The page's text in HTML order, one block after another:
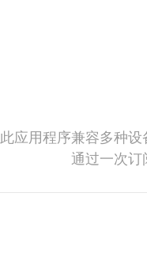
此应用程序兼容多种
通过一次订